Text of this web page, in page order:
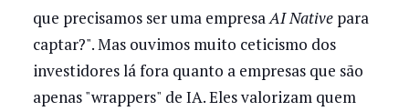
que precisamos ser uma empresaAI Nativepara
captar?". Mas ouvimos muito ceticismo dos
investidores lá fora quanto a empresas que são
apenas "wrappers" de IA. Eles valorizam quem